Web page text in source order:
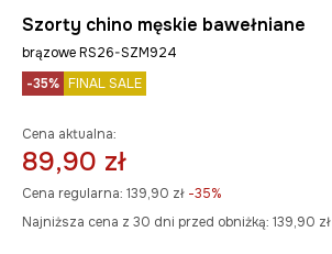
Szorty chino męskie bawełniane
brązowe RS26-SZM924
-35% FINAL SALE
Cena aktualna:
89,90 zł
Cena regularna: 139,90 zł -35%
Najniższa cena z 30 dni przed obniżką: 139,90 zł